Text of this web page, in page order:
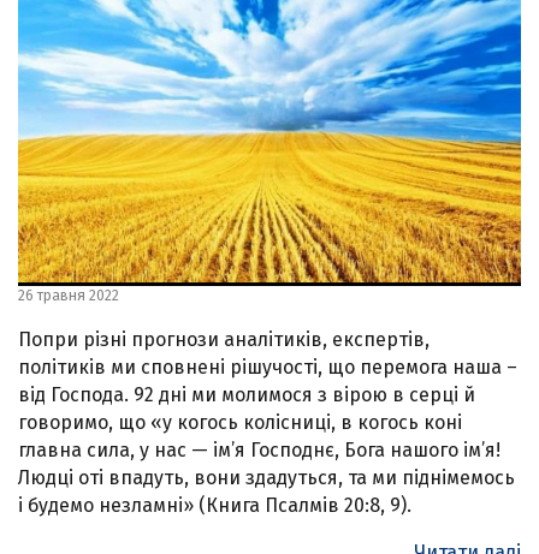
26 травня 2022
Попри різні прогнози аналітиків, експертів,
політиків ми сповнені рішучості, що перемога наша –
від Господа. 92 дні ми молимося з вірою в серці й
говоримо, що «у когось колісниці, в когось коні
главна сила, у нас — ім’я Господнє, Бога нашого ім’я!
Людці оті впадуть, вони здадуться, та ми піднімемось
і будемо незламні» (Книга Псалмів 20:8, 9).